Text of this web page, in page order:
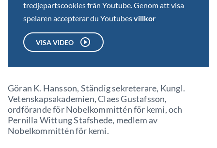
tredjepartscookies från Youtube. Genom att visa
spelaren accepterar du Youtubesvillkor
VISA VIDEO
Göran K. Hansson, Ständig sekreterare, Kungl.
Vetenskapsakademien, Claes Gustafsson,
ordförande för Nobelkommittén för kemi, och
Pernilla Wittung Stafshede, medlem av
Nobelkommittén för kemi.